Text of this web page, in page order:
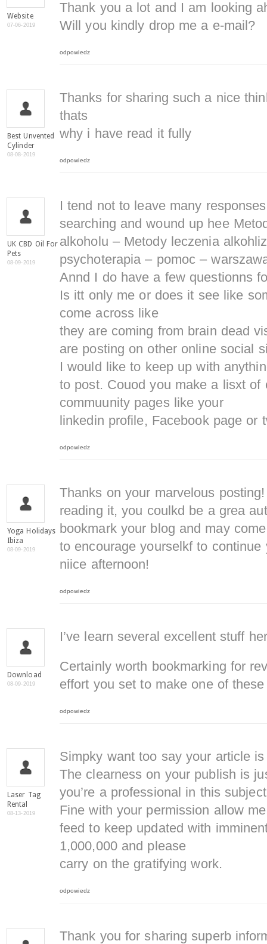
Website
07-06-2019
Thank you a lot and I am looking
Will you kindly drop me a e-mail?
odpowiedz
Best Unvented
Cylinder
08-08-2019
Thanks for sharing such a nice
thats
why i have read it fully
odpowiedz
UK CBD Oil For
Pets
08-09-2019
I tend not to leave many
searching and wound up hee
alkoholu – Metody leczenia
psychoterapia – pomoc –
Annd I do have a few questionns
Is itt only me or does it see like
come across like
they are coming from brain dead
are posting on other online social
I would like to keep up with
to post. Couod you make a lisxt of
commuunity pages like your
linkedin profile, Facebook page or
odpowiedz
Yoga Holidays
Ibiza
08-09-2019
Thanks on your marvelous
reading it, you coulkd be a grea
bookmark your blog and may
to encourage yourselkf to
niice afternoon!
odpowiedz
Download
08-09-2019
I’ve learn several excellent stuff
Certainly worth bookmarking for
effort you set to make one of
odpowiedz
Laser Tag
Rental
08-13-2019
Simpky want too say your article
The clearness on your publish is
you’re a professional in this
Fine with your permission allow
feed to keep updated with
1,000,000 and please
carry on the gratifying work.
odpowiedz
Thank you for sharing superb